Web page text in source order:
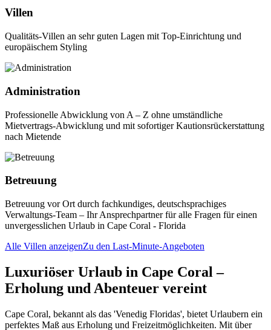
Villen
Qualitäts-Villen an sehr guten Lagen mit Top-Einrichtung und
europäischem Styling
Administration
Professionelle Abwicklung von A – Z ohne umständliche
Mietvertrags-Abwicklung und mit sofortiger Kautionsrückerstattung
nach Mietende
Betreuung
Betreuung vor Ort durch fachkundiges, deutschsprachiges
Verwaltungs-Team – Ihr Ansprechpartner für alle Fragen für einen
unvergesslichen Urlaub in Cape Coral - Florida
Alle Villen anzeigenZu den Last-Minute-Angeboten
Luxuriöser Urlaub in Cape Coral –
Erholung und Abenteuer vereint
Cape Coral, bekannt als das 'Venedig Floridas', bietet Urlaubern ein
perfektes Maß aus Erholung und Freizeitmöglichkeiten. Mit über